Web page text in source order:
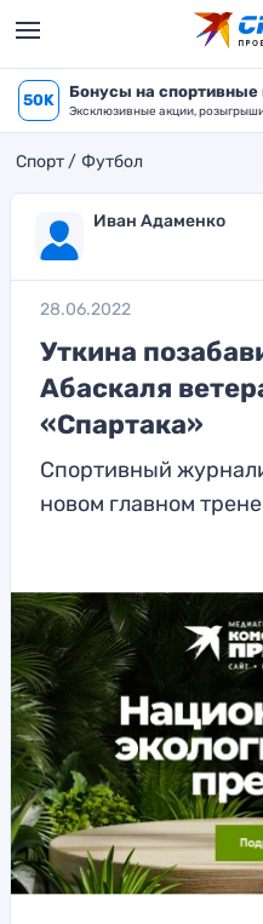
50K Бонусы на спортивные
Эксклюзивные акции,
Спорт Футбол
Иван Адаменко
28.06.2022
Уткина
Абаскаля
«Спартака»
Спортивный
новом главном